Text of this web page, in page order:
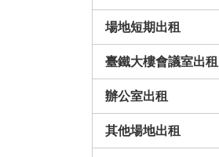
場地短期出租
臺鐵大樓會議室出租
辦公室出租
其他場地出租